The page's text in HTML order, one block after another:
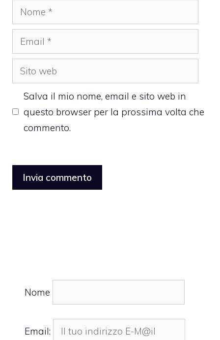
Nome
Email
Sito
web
Salva il mio nome, email e sito web in
questo browser per la prossima volta che
commento.
Nome
Email: